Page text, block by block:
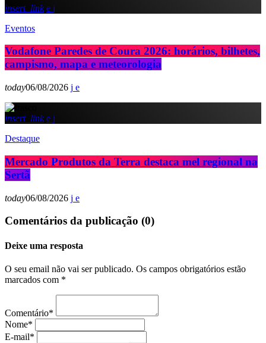
insert_link
Eventos
Vodafone Paredes de Coura 2026: horários, bilhetes,
campismo, mapa e meteorologia
today06/08/2026
insert_link
Destaque
Mercado Produtos da Terra destaca mel regional na
Sertã
today06/08/2026
Comentários da publicação (0)
Deixe uma resposta
O seu email não vai ser publicado. Os campos obrigatórios estão
marcados com *
Comentário*
Nome*
E-mail*